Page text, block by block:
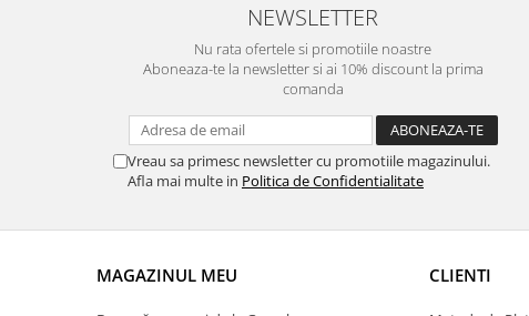
NEWSLETTER
Nu rata ofertele si promotiile noastre
Aboneaza-te la newsletter si ai 10% discount la prima
comanda
Vreau sa primesc newsletter cu promotiile magazinului.
Afla mai multe in Politica de Confidentialitate
MAGAZINUL MEU CLIENTI